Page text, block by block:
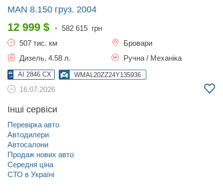
MAN 8.150 груз. 2004
12 999 $ • 582 615 грн
507 тис. км
Бровари
Дизель, 4.58 л.
Ручна / Механіка
AI 2846 CX WMAL20ZZ24Y135936
16.07.2026
Інші сервіси
Перевірка авто
Автодилери
Автосалони
Продаж нових авто
Середня ціна
СТО в Україні